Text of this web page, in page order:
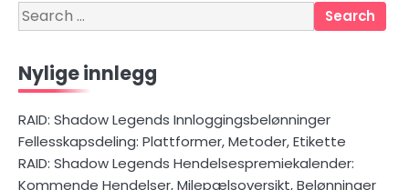
Search
for:
Nylige innlegg
RAID: Shadow Legends Innloggingsbelønninger
Fellesskapsdeling: Plattformer, Metoder, Etikette
RAID: Shadow Legends Hendelsespremiekalender:
Kommende Hendelser, Milepælsoversikt, Belønninger